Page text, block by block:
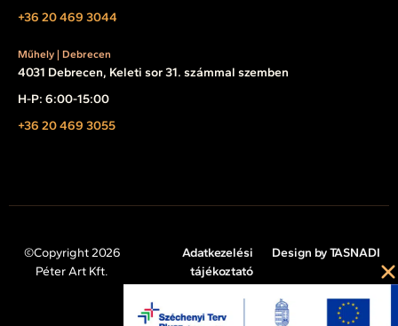
+36 20 469 3044
Műhely | Debrecen
4031 Debrecen, Keleti sor 31. számmal szemben
H-P: 6:00-15:00
+36 20 469 3055
©Copyright 2026
Péter Art Kft.
Adatkezelési
tájékoztató
Cookie tájékoztató
Design by TASNADI